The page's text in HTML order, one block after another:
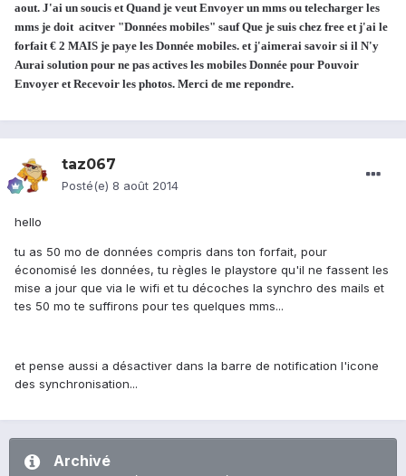
aout. J'ai un soucis et Quand je veut Envoyer un mms ou telecharger les
mms je doit acitver "Données mobiles" sauf Que je suis chez free et j'ai le
forfait € 2 MAIS je paye les Donnée mobiles. et j'aimerai savoir si il N'y
Aurai solution pour ne pas actives les mobiles Donnée pour Pouvoir
Envoyer et Recevoir les photos. Merci de me repondre.
taz067
Posté(e) 8 août 2014
hello
tu as 50 mo de données compris dans ton forfait, pour
économisé les données, tu règles le playstore qu'il ne fassent les
mise a jour que via le wifi et tu décoches la synchro des mails et
tes 50 mo te suffirons pour tes quelques mms...
et pense aussi a désactiver dans la barre de notification l'icone
des synchronisation...
Archivé